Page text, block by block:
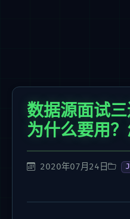
数据源面试三
为什么要用？
2020年07月24日